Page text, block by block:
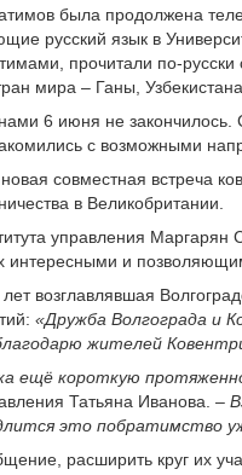
была продолжена
русский язык в
прочитали по-
мира – Ганы,
6 июня не закончилось.
с возможными
совместная встреча
в Великобритании.
управления
интересными и
возглавлявшая
«Дружба Волгограда и
жителей
ещё короткую
Татьяна Иванова. –
это побратимство
расширить круг их